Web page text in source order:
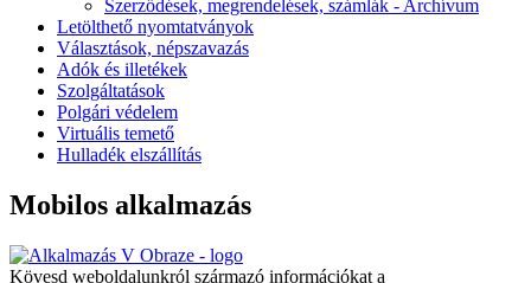
Szerződések, megrendelések, számlák - Archívum
Letölthető nyomtatványok
Választások, népszavazás
Adók és illetékek
Szolgáltatások
Polgári védelem
Virtuális temető
Hulladék elszállítás
Mobilos alkalmazás
Kövesd weboldalunkról származó információkat a